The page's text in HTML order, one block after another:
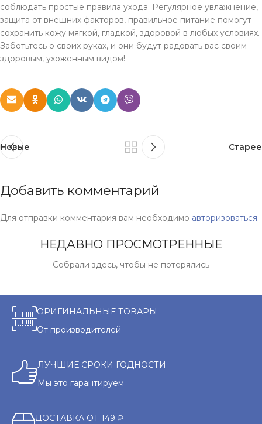
соблюдать простые правила ухода. Регулярное увлажнение,
защита от внешних факторов, правильное питание помогут
сохранить кожу мягкой, гладкой, здоровой в любых условиях.
Заботьтесь о своих руках, и они будут радовать вас своим
здоровым, ухоженным видом!
Новые Старее
Добавить комментарий
Для отправки комментария вам необходимо авторизоваться.
НЕДАВНО ПРОСМОТРЕННЫЕ
Собрали здесь, чтобы не потерялись
ОРИГИНАЛЬНЫЕ ТОВАРЫ
От производителей
ЛУЧШИЕ СРОКИ ГОДНОСТИ
Мы это гарантируем
ДОСТАВКА ОТ 149 ₽